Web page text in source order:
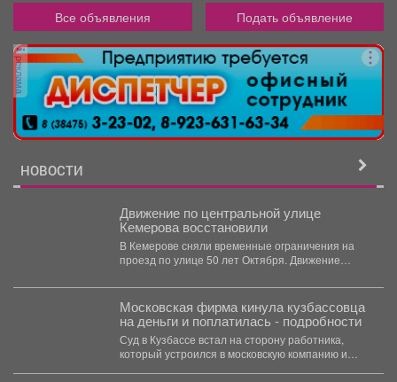
Все объявления Подать объявление
реклама
НОВОСТИ
Движение по центральной улице
Кемерова восстановили
В Кемерове сняли временные ограничения на
проезд по улице 50 лет Октября. Движение
Московская фирма кинула кузбассовца
на деньги и поплатилась - подробности
Суд в Кузбассе встал на сторону работника,
который устроился в московскую компанию и